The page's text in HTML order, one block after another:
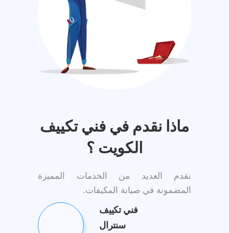
ماذا نقدم في فني تكييف
الكويت ؟
نقدم العديد من الخدمات المميزة
المضمونة في صيانة المكيفات.
فني تكييف
سنترال